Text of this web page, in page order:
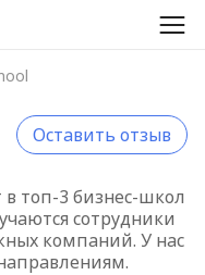
в топ-3 бизнес-школ
сотрудники
компаний. У нас
Оставить отзыв